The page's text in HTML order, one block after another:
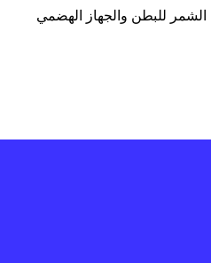
للبطن والجهاز الهضمي